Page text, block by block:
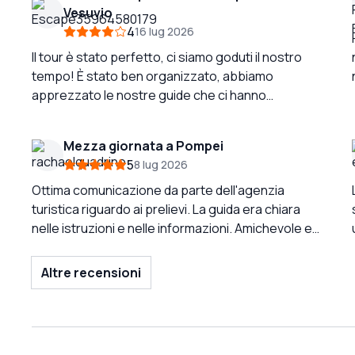
Vesuvio
416 lug 2026
Il tour è stato perfetto, ci siamo goduti il nostro
tempo! È stato ben organizzato, abbiamo
apprezzato le nostre guide che ci hanno
quello in inglese. Il posto dove abbiamo mangiato
era incantevole, i viaggi in auto sono stati
piacevoli nonostante le strade tortuose.
L'escursione sul Vesuvio ne vale la pena, la vista
era spettacolare! Lo consigliamo vivamente!
Mezza giornata a Pompei
58 lug 2026
Ottima comunicazione da parte dell'agenzia
turistica riguardo ai prelievi. La guida era chiara
nelle istruzioni e nelle informazioni. Amichevole e
stato affascinante e della giusta lunghezza. Avrei
preferito un po' più di tempo libero alla fine, ma ho
giornata. Grazie.
Altre recensioni